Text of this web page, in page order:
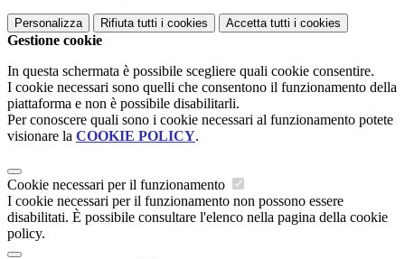
Personalizza Rifiuta tutti i cookies Accetta tutti i cookies
Gestione cookie
In questa schermata è possibile scegliere quali cookie consentire.
I cookie necessari sono quelli che consentono il funzionamento della
piattaforma e non è possibile disabilitarli.
Per conoscere quali sono i cookie necessari al funzionamento potete
visionare la COOKIE POLICY.
Cookie necessari per il funzionamento
I cookie necessari per il funzionamento non possono essere
disabilitati. È possibile consultare l'elenco nella pagina della cookie
policy.